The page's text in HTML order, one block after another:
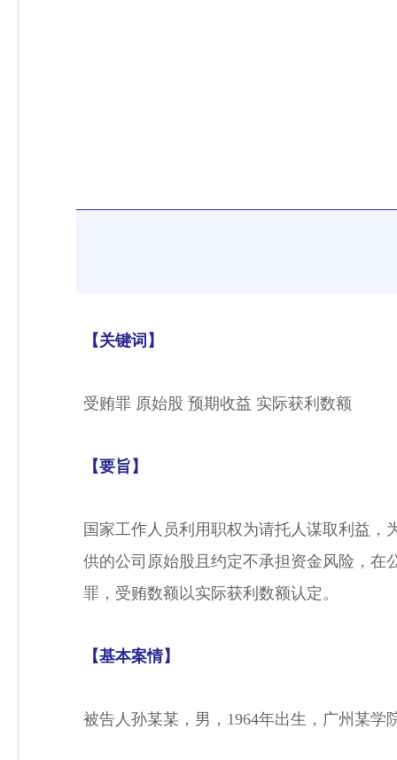
【关键词】
受贿罪 原始股 预期收益 实际获利数额
【要旨】
国家工作人员利用职权为请托人谋取利益
供的公司原始股且约定不承担资金风险，在
罪，受贿数额以实际获利数额认定。
【基本案情】
被告人孙某某，男，1964年出生，广州某学